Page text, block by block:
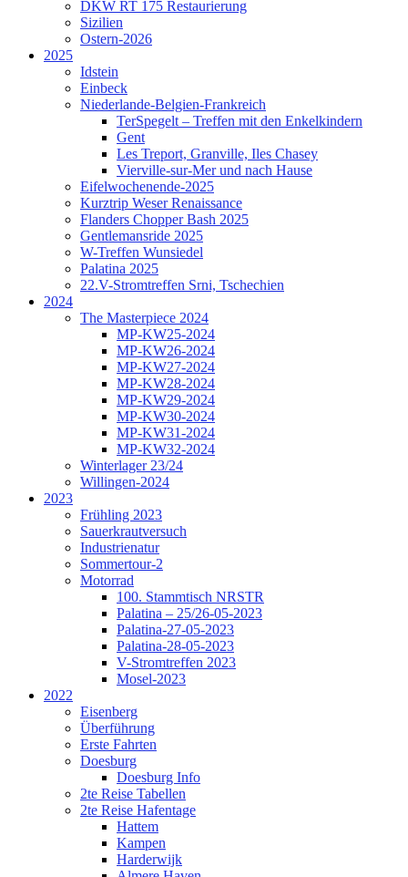
DKW RT 175 Restaurierung
Sizilien
Ostern-2026
2025
Idstein
Einbeck
Niederlande-Belgien-Frankreich
TerSpegelt – Treffen mit den Enkelkindern
Gent
Les Treport, Granville, Iles Chasey
Vierville-sur-Mer und nach Hause
Eifelwochenende-2025
Kurztrip Weser Renaissance
Flanders Chopper Bash 2025
Gentlemansride 2025
W-Treffen Wunsiedel
Palatina 2025
22.V-Stromtreffen Srni, Tschechien
2024
The Masterpiece 2024
MP-KW25-2024
MP-KW26-2024
MP-KW27-2024
MP-KW28-2024
MP-KW29-2024
MP-KW30-2024
MP-KW31-2024
MP-KW32-2024
Winterlager 23/24
Willingen-2024
2023
Frühling 2023
Sauerkrautversuch
Industrienatur
Sommertour-2
Motorrad
100. Stammtisch NRSTR
Palatina – 25/26-05-2023
Palatina-27-05-2023
Palatina-28-05-2023
V-Stromtreffen 2023
Mosel-2023
2022
Eisenberg
Überführung
Erste Fahrten
Doesburg
Doesburg Info
2te Reise Tabellen
2te Reise Hafentage
Hattem
Kampen
Harderwijk